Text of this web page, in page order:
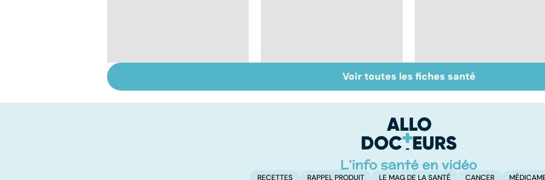
les trucs de grand-
Médecine chinoise :
guérir le corps et
Tout savoir sur les
infections
Voir toutes les fiches santé
RECETTES RAPPEL PRODUIT LE MAG DE LA SANTÉ CANCER